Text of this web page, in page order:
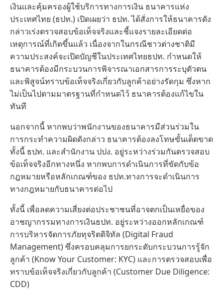
เงินและคุ้มครองผู้ใช้บริการทางการเงิน ธนาคารแห่ง
ประเทศไทย (ธปท.) เปิดเผยว่า ธปท. ได้สั่งการให้ธนาคารดัง
กล่าวเร่งตรวจสอบข้อเท็จจริงและชี้แจงรายละเอียดต่อ
เหตุการณ์ที่เกิดขึ้นแล้ว เนื่องจากในกรณีชาวต่างชาติมี
ความประสงค์จะเปิดบัญชีในประเทศไทยธปท. กำหนดให้
ธนาคารต้องมีกระบวนการพิจารณาเอกสารการระบุตัวตน
และพิสูจน์ทราบข้อเท็จจริงเกี่ยวกับลูกค้าอย่างรัดกุม ซึ่งหาก
ไม่เป็นไปตามมาตรฐานที่กำหนดไว้ ธนาคารต้องแก้ไขใน
ทันที
นอกจากนี้ หากพบว่าพนักงานของธนาคารมีส่วนร่วมใน
การกระทำความผิดดังกล่าว ธนาคารต้องลงโทษขั้นเด็ดขาด
ทั้งนี้ ธปท. และสำนักงาน ปปง. อยู่ระหว่างร่วมกันตรวจสอบ
ข้อเท็จจริงอีกทางหนึ่ง หากพบการดำเนินการที่ขัดกับข้อ
กฎหมายหรือหลักเกณฑ์ของ ธปท.ทางการจะดำเนินการ
ทางกฎหมายกับธนาคารต่อไป
ทั้งนี้ เพื่อลดความเสี่ยงต่อประชาชนที่อาจตกเป็นเหยื่อของ
อาชญากรรมทางการเงินธปท. อยู่ระหว่างออกหลักเกณฑ์
การบริหารจัดการภัยทุจริตดิจิทัล (Digital Fraud
Management) ซึ่งครอบคลุมการยกระดับกระบวนการรู้จัก
ลูกค้า (Know Your Customer: KYC) และการตรวจสอบเพื่อ
ทราบข้อเท็จจริงเกี่ยวกับลูกค้า (Customer Due Diligence:
CDD)